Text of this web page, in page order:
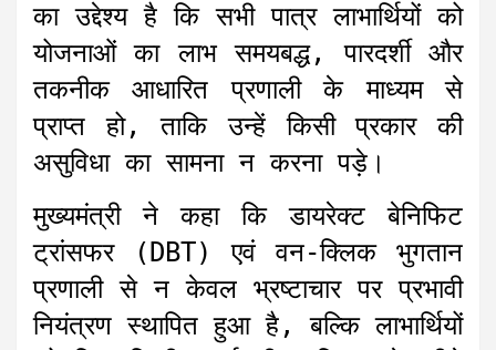
का उद्देश्य है कि सभी पात्र लाभार्थियों को
योजनाओं का लाभ समयबद्ध, पारदर्शी और
तकनीक आधारित प्रणाली के माध्यम से
प्राप्त हो, ताकि उन्हें किसी प्रकार की
असुविधा का सामना न करना पड़े।
मुख्यमंत्री ने कहा कि डायरेक्ट बेनिफिट
ट्रांसफर (DBT) एवं वन-क्लिक भुगतान
प्रणाली से न केवल भ्रष्टाचार पर प्रभावी
नियंत्रण स्थापित हुआ है, बल्कि लाभार्थियों